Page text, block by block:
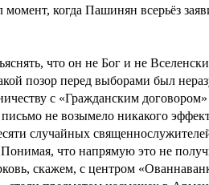
момент, когда Пашинян всерьёз
что он не Бог и не
позор перед выборами был
с «Гражданским
не возымело никакого
случайных
что напрямую это не
скажем, с центром